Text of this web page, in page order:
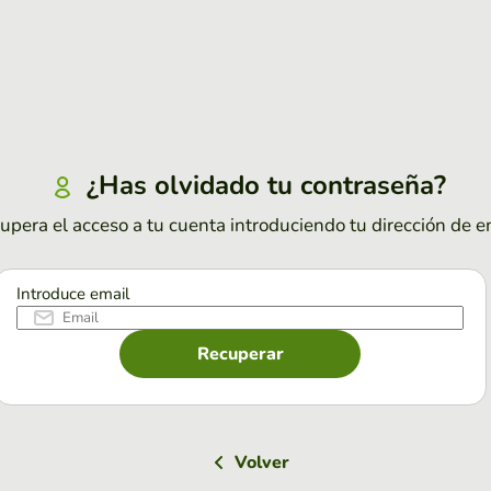
¿Has olvidado tu contraseña?
el acceso a tu cuenta introduciendo tu dirección de
Introduce email
Recuperar
Volver